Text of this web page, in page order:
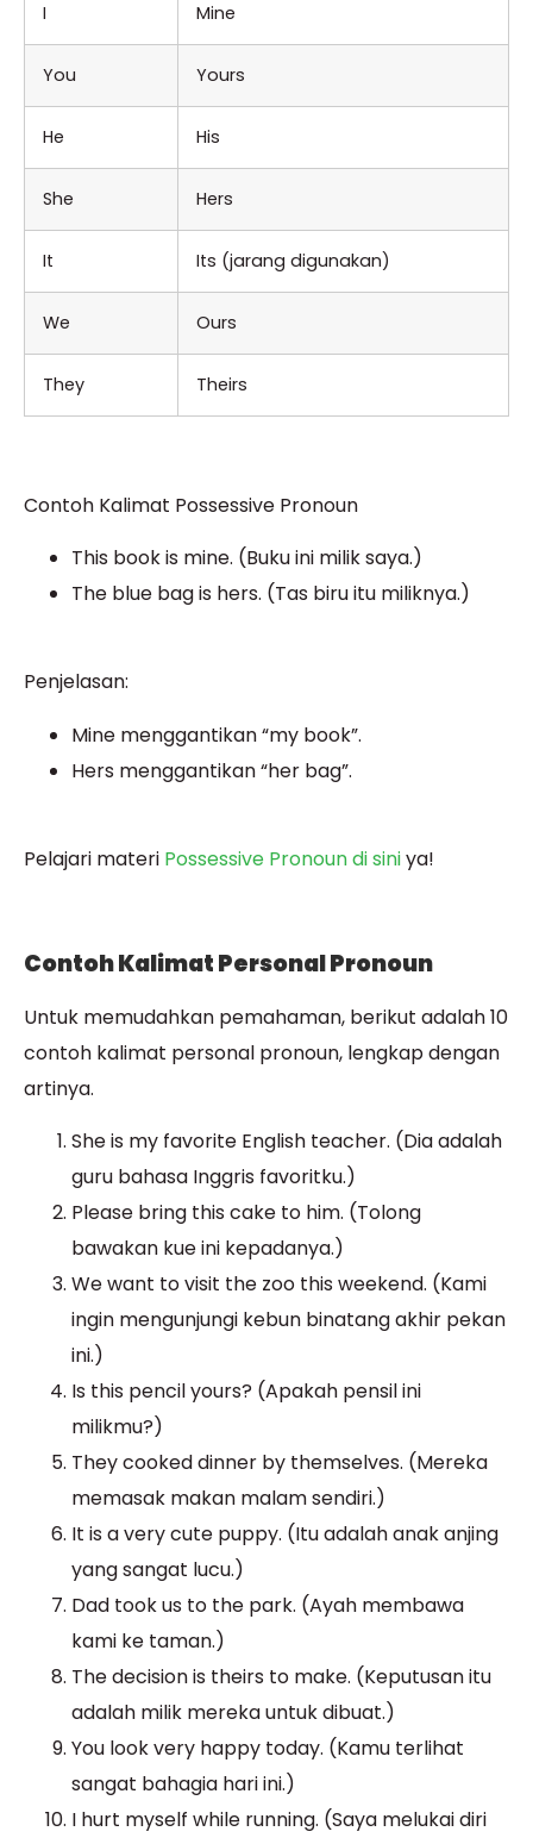
I Mine
You Yours
He His
She Hers
It Its (jarang digunakan)
We Ours
They Theirs
Contoh Kalimat Possessive Pronoun
This book is mine. (Buku ini milik saya.)
The blue bag is hers. (Tas biru itu miliknya.)
Penjelasan:
Mine menggantikan “my book”.
Hers menggantikan “her bag”.
Pelajari materi Possessive Pronoun di siniya!
Contoh Kalimat Personal Pronoun
Untuk memudahkan pemahaman, berikut adalah 10
contoh kalimat personal pronoun, lengkap dengan
artinya.
She is my favorite English teacher. (Dia adalah
guru bahasa Inggris favoritku.)
Please bring this cake to him. (Tolong
bawakan kue ini kepadanya.)
We want to visit the zoo this weekend. (Kami
ingin mengunjungi kebun binatang akhir pekan
ini.)
Is this pencil yours? (Apakah pensil ini
milikmu?)
They cooked dinner by themselves. (Mereka
memasak makan malam sendiri.)
It is a very cute puppy. (Itu adalah anak anjing
yang sangat lucu.)
Dad took us to the park. (Ayah membawa
kami ke taman.)
The decision is theirs to make. (Keputusan itu
adalah milik mereka untuk dibuat.)
You look very happy today. (Kamu terlihat
sangat bahagia hari ini.)
I hurt myself while running. (Saya melukai diri